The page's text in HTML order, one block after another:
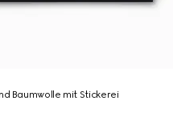
Baumwolle mit Stickerei